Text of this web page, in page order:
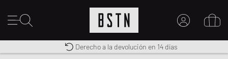
MI CUENTA
Envío gratuito a España desde € 100
Premium Sportswear
Derecho a la devolución en 14 días